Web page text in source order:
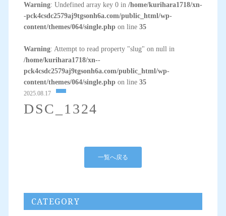
Warning: Undefined array key 0 in /home/kurihara1718/xn-
-pck4csdc2579aj9tgsonh6a.com/public_html/wp-
content/themes/064/single.phpon line 35
Warning: Attempt to read property "slug" on null in
/home/kurihara1718/xn--
pck4csdc2579aj9tgsonh6a.com/public_html/wp-
content/themes/064/single.phpon line 35
2025.08.17
DSC_1324
一覧へ戻る
CATEGORY